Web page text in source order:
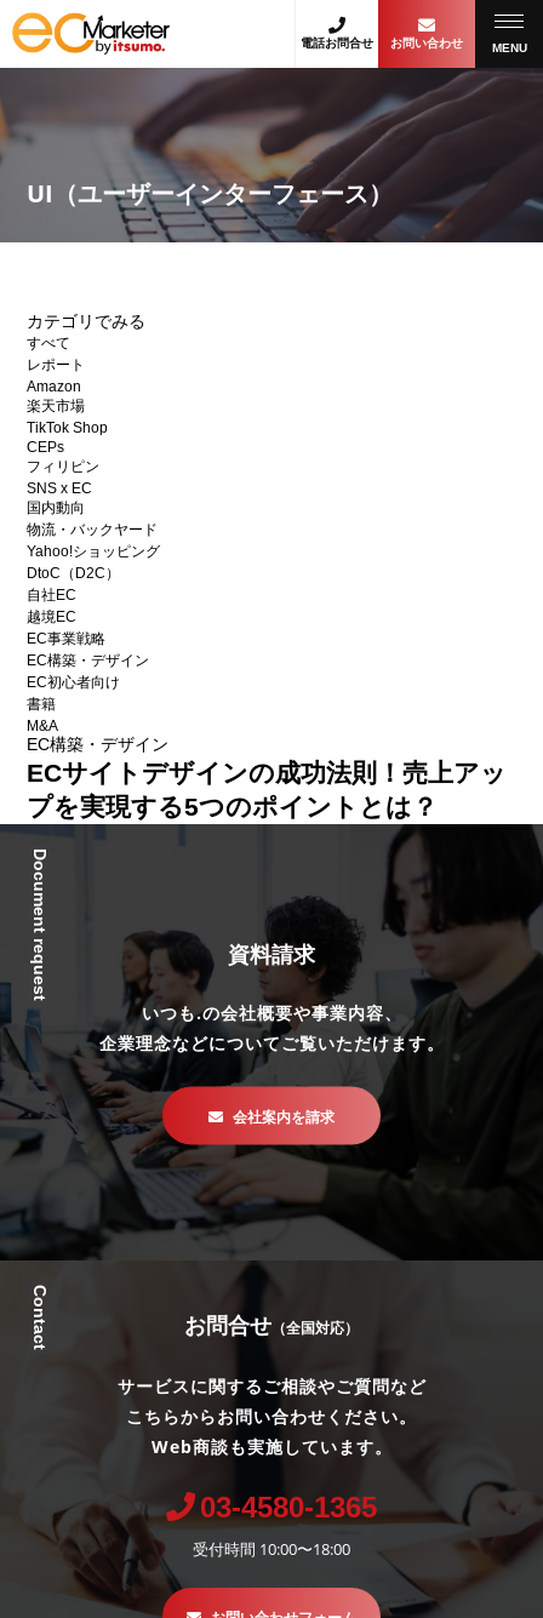
電話お問合せ お問い合わせ MENU
UI（ユーザーインターフェース）
カテゴリでみる
すべて
レポート
Amazon
楽天市場
TikTok Shop
CEPs
フィリピン
SNS x EC
国内動向
物流・バックヤード
Yahoo!ショッピング
DtoC（D2C）
自社EC
越境EC
EC事業戦略
EC構築・デザイン
EC初心者向け
書籍
M&A
EC構築・デザイン
ECサイトデザインの成功法則！売上アッ
プを実現する5つのポイントとは？
Document request 資料請求
いつも.の会社概要や事業内容、
企業理念などについてご覧いただけます。
会社案内を請求
Contact お問合せ （全国対応）
サービスに関するご相談やご質問など
こちらからお問い合わせください。
Web商談も実施しています。
03-4580-1365
受付時間 10:00〜18:00